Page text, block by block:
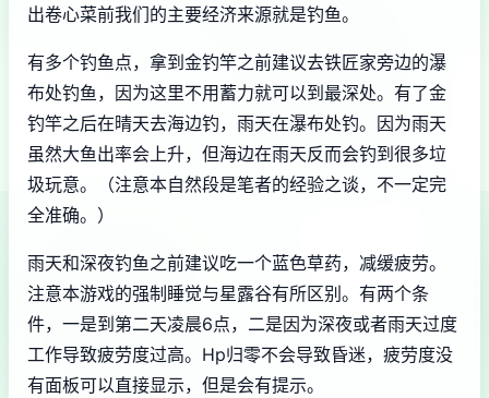
出卷心菜前我们的主要经济来源就是钓鱼。
有多个钓鱼点，拿到金钓竿之前建议去铁匠家旁边的瀑
布处钓鱼，因为这里不用蓄力就可以到最深处。有了金
钓竿之后在晴天去海边钓，雨天在瀑布处钓。因为雨天
虽然大鱼出率会上升，但海边在雨天反而会钓到很多垃
圾玩意。（注意本自然段是笔者的经验之谈，不一定完
全准确。）
雨天和深夜钓鱼之前建议吃一个蓝色草药，减缓疲劳。
注意本游戏的强制睡觉与星露谷有所区别。有两个条
件，一是到第二天凌晨6点，二是因为深夜或者雨天过度
工作导致疲劳度过高。Hp归零不会导致昏迷，疲劳度没
有面板可以直接显示，但是会有提示。